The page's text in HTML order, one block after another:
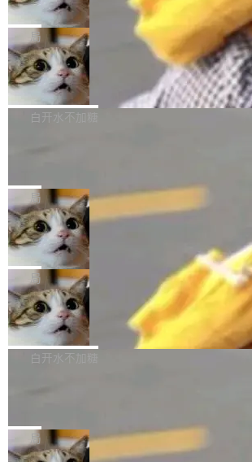
里日夜不停地"烧钱"。 复盘显示，...
ding in silos"——各自为战，互不通气。 这个判
断从他嘴里说出来分量不同。Hugging Face
全球最大的开源 AI 平台，上面跑着上百万个模
型。谁在开源赛道上领先，...
家居控制、家庭实验室，都算稀奇事。 Crawsh
aw 是 Shelley 的作者，一个开源 AI coding
nt。他最近在博客上写了一篇文章，核心论点
简单：开发者工具必须开源。 理由不是传统的
由软件情怀，而是一个跟 AI agent 直接相关的
技术判断。 两行 prompt 就能个性化任何软件
网最大规模开源 Agent 路演现场诞生
一条内测招募帖，发出去的时候大概没人想到
会变成一场开源 Agent 生态的路演。 8月1日
DeepSeek Harness 团队负责人崔添翼（tiany
i）在 X 上发帖： 「如果你是 Agent Harness
关开源项目的开发者，希望参加 DeepSeek
ness 的内测，可以回复或私信联系我。请附上
Harness 负责把能力落到真实环境中——调用工
具、读写文件、管理上下文、处理错误、完成闭
环。崔添翼招人的标...
局
商汤 SenseNova U1.5-Lite-Preview
开源
商汤科技宣布面向社区开源轻量级统一多模态
型的预览版本 SenseNova U1.5-Lite-Preview
理解、推理、生成与编辑，还仅以 8B-MoT 的
量大小，将能力推进到4K、更精细的真实质感、
更复杂的视觉控制和可持续迭代编辑。 相比 U
1，U1.5-Lite-Preview 在以下方向上带来了显
提升： 原生支持4K图像生成； 更精细的局部
理、细节与真实世界质感； 更准确的中英文文
生成与复杂版式组织； 更稳定的图...
白开水不加糖
nap。这次是 hwctl——一个用来检查 Ubuntu
硬件认证状态的命令行工具。 Canonical 工程师
Alan Griffiths 在邮件列表中说得很直白：「hwc
tl 是一个 Ubuntu 专有的包，它和它的依赖项
是 Ubuntu 专有的，不会用在其他发行版上。
所以 deb 版本的受众实际上为零。既然只有
untu 用户在用，那用 snap 打包就没什么可纠结
的。 从 deb 到 snap 的迁移路径 hwctl 是 rust-
hwlib 硬件 API 库的一部分，命令行工具负责
局
Dario Amodei 担心新人来 Anthropic
只为金钱，不为使命
顶级 AI 研究员在两家公司之间来回跳，中间只
隔了几天。 Lilian Weng 上周刚宣布因健康原
离开 Thinking Machines Lab，说自己作为联
创始人的角色「太累了」。几天后，The Inform
ation 就曝出她将重回 OpenAI，负责递归自我
改进方向的研究。她是 Thinking Machines 过
一在人才争夺战中失血的公司。六月，Google
连失两员大将：Noam Shazeer 去了 Op...
局
FFmpeg 9.0 发布
FFmpeg 9.0 现已发布，包含多项改进。官方
新日志列出的 9.0 版本主要更新内容如下： 扩
er HE-AAC 960 解码 (DAB+) transpose_cuda
filter 添加 AMF Frame Rate Converter (vf_frc
白开水不加糖
Code 在 X 上发帖：「DeepSeek Flash did 8T
tokens on August 1st. 5T of free usage + 3T
局